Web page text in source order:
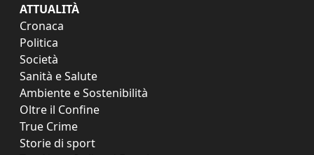
ATTUALITÀ
Cronaca
Politica
Società
Sanità e Salute
Ambiente e Sostenibilità
Oltre il Confine
True Crime
Storie di sport